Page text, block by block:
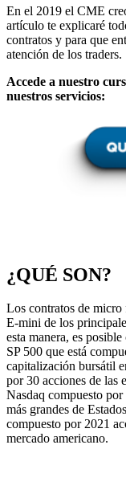
En el 2019 el CME
artículo te explicaré
contratos y para que
atención de los traders.
Accede a nuestro
nuestros servicios:
¿QUÉ SON?
Los contratos de micro
E-mini de los
esta manera, es
SP 500 que está
capitalización bursátil
por 30 acciones de las
Nasdaq compuesto por
más grandes de
compuesto por 2021
mercado americano.